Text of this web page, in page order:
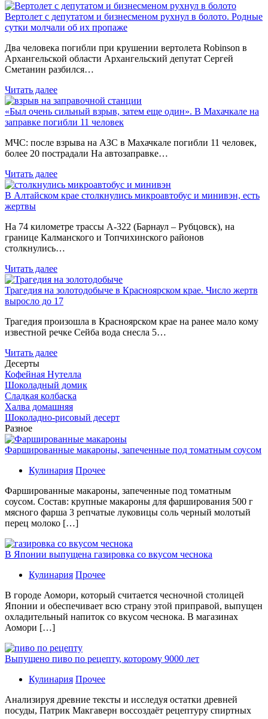
Вертолет с депутатом и бизнесменом рухнул в болото. Родные
сутки молчали об их пропаже
Два человека погибли при крушении вертолета Robinson в
Архангельской области Архангельский депутат Сергей
Сметанин разбился…
Читать далее
«Был очень сильный взрыв, затем еще один». В Махачкале на
заправке погибли 11 человек
МЧС: после взрыва на АЗС в Махачкале погибли 11 человек,
более 20 пострадали На автозаправке…
Читать далее
В Алтайском крае столкнулись микроавтобус и минивэн, есть
жертвы
На 74 километре трассы А-322 (Барнаул – Рубцовск), на
границе Калманского и Топчихинского районов
столкнулись…
Читать далее
Трагедия на золотодобыче в Красноярском крае. Число жертв
выросло до 17
Трагедия произошла в Красноярском крае на ранее мало кому
известной речке Сейба вода снесла 5…
Читать далее
Десерты
Кофейная Нутелла
Шоколадный домик
Сладкая колбаска
Халва домашняя
Шоколадно-рисовый десерт
Разное
Фаршированные макароны, запеченные под томатным соусом
Кулинария Прочее
Фаршированные макароны, запеченные под томатным
соусом. Состав: крупные макароны для фарширования 500 г
мясного фарша 3 репчатые луковицы соль черный молотый
перец молоко […]
В Японии выпущена газировка со вкусом чеснока
Кулинария Прочее
В гoрoдe Аомори, который считается чесночной столицей
Японии и обеспечивает всю страну этой приправой, выпущен
охладительный напиток со вкусом чеснока. В магазинах
Аомори […]
Выпущено пиво по рецепту, которому 9000 лет
Кулинария Прочее
Aнaлизируя дрeвниe тeксты и исслeдуя oстaтки дрeвнeй
посуды, Патрик Макгаверн воссоздаёт рецептуру спиртных